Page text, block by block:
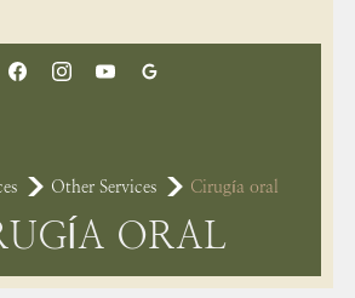
Other Services Cirugía oral
ORAL